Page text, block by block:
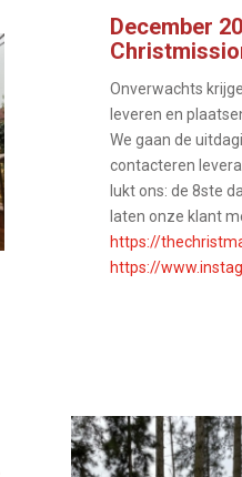
December
Onverwachts
leveren en
We gaan de
contacteren
lukt ons: de 8ste
laten onze klant
https://
https://